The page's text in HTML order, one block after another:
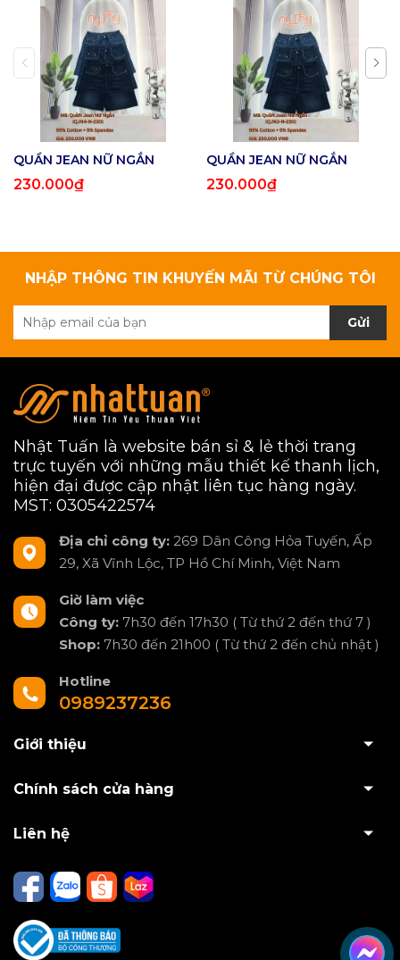
QUẦN JEAN NỮ NGẮN
230.000₫
QUẦN JEAN NỮ NGẮN
230.000₫
NHẬP THÔNG TIN KHUYẾN MÃI TỪ CHÚNG TÔI
Gửi
Nhật Tuấn là website bán sỉ & lẻ thời trang
trực tuyến với những mẫu thiết kế thanh lịch,
hiện đại được cập nhật liên tục hàng ngày.
MST: 0305422574
Địa chỉ công ty: 269 Dân Công Hỏa Tuyến, Ấp
29, Xã Vĩnh Lộc, TP Hồ Chí Minh, Việt Nam
Giờ làm việc
Công ty: 7h30 đến 17h30 ( Từ thứ 2 đến thứ 7 )
Shop: 7h30 đến 21h00 ( Từ thứ 2 đến chủ nhật )
Hotline
0989237236
Giới thiệu
Chính sách cửa hàng
Liên hệ